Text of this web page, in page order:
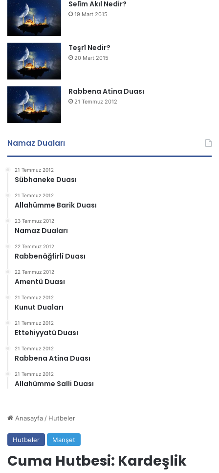
Selîm Akıl Nedir?
19 Mart 2015
Teşrî Nedir?
20 Mart 2015
Rabbena Atina Duası
21 Temmuz 2012
Namaz Duaları
21 Temmuz 2012
Sübhaneke Duası
21 Temmuz 2012
Allahümme Barik Duası
23 Temmuz 2012
Namaz Duaları
22 Temmuz 2012
Rabbenâğfirlî Duası
22 Temmuz 2012
Amentü Duası
21 Temmuz 2012
Kunut Duaları
21 Temmuz 2012
Ettehiyyatü Duası
21 Temmuz 2012
Rabbena Atina Duası
21 Temmuz 2012
Allahümme Salli Duası